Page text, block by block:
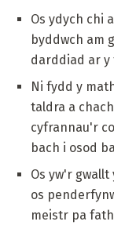
Os ydych chi
byddwch am
darddiad ar y
Ni fydd y
taldra a
cyfrannau'r
bach i osod
Os yw'r
os
meistr pa